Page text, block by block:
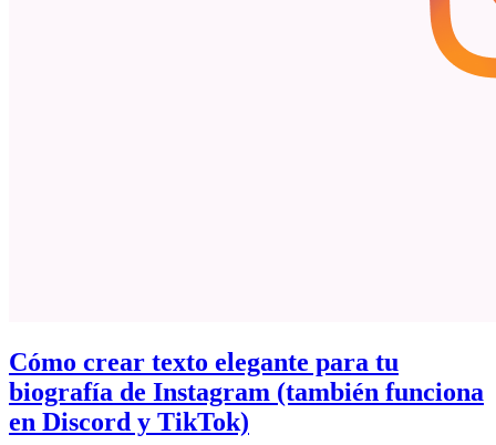
Cómo crear texto elegante para tu
biografía de Instagram (también funciona
en Discord y TikTok)